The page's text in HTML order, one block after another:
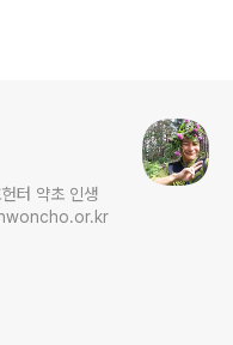
터 약초 인생